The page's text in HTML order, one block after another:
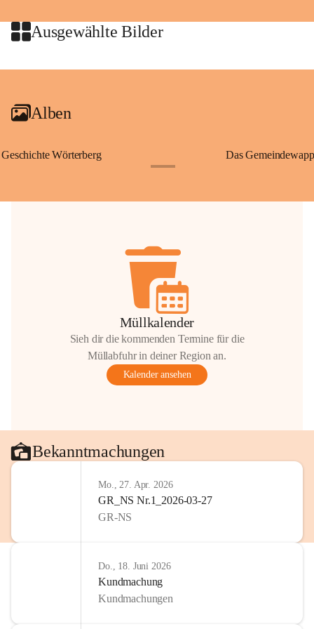
🔏 Zum Schutz unseres Gemeindearchivs danken wir allen Bürgerinnen
Erinnerungen, die dazu beitragen, die Geschichte unserer Heimat
Ausgewählte Bilder
+2
Alben
Geschichte Wörterberg Das
Müllkalender
Sieh dir die kommenden Termine für die
Müllabfuhr in deiner Region an.
Kalender ansehen
Bekanntmachungen
Mo., 27. Apr. 2026
GR_NS Nr.1_2026-03-27
GR-NS
Do., 18. Juni 2026
Kundmachung
Kundmachungen